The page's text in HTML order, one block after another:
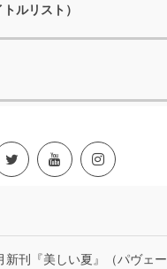
ルリスト）
新刊『美しい夏』（パヴェ